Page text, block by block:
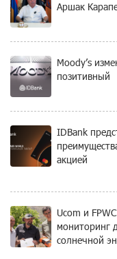
Аршак
Moody’s
позитивный
IDBank
акцией
Ucom и
мониторинг
солнечной